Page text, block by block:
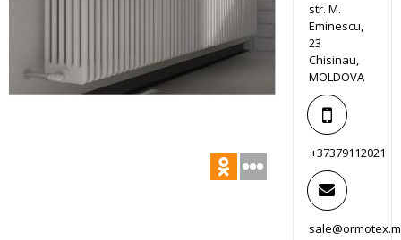
str. M.
Eminescu,
23
Chisinau,
MOLDOVA
+37379112021